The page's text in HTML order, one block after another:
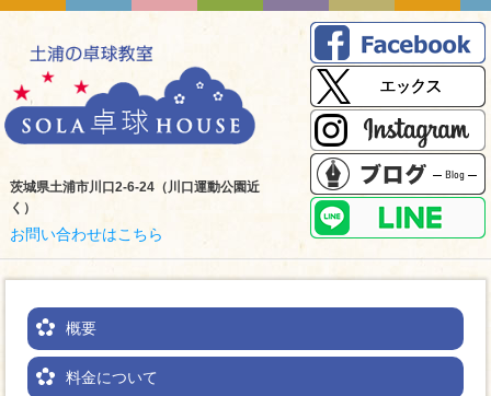
茨城県土浦市川口2-6-24（川口運動公園近
く）
お問い合わせはこちら
概要
料金について